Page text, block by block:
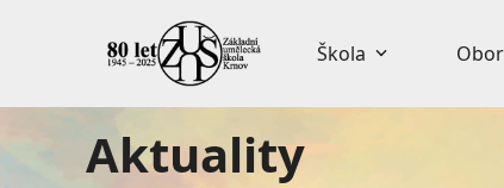
Škola
Aktuality